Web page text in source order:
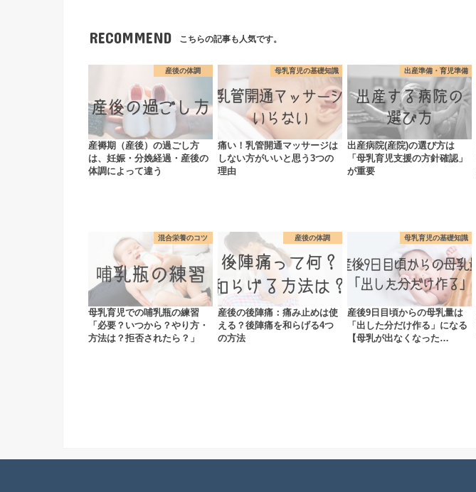
RECOMMEND こちらの記事も人気です。
産後の体調
産褥期（産後）の過ごし方
は、妊娠・分娩経過・産後の
体調によって違う
母乳育児の基礎知識
痛い！乳管開通マッサージは
しない方がいいと思う3つの
理由
出産準備・育児準備
出産病院(産院)の選び方は
「母乳育児支援の方針確認」
が重要
混合栄養のコツ
母乳育児での哺乳瓶の練習
「必要？いつから？やり方・
方法は？拒否されたら？」
産後の体調
産後の後陣痛：痛み止めは使
える？後陣痛を和らげる4つ
の方法
母乳育児の基礎知識
産後9日目頃からの母乳量は
「出した分だけ作る」になる
【母乳が出なくなった…